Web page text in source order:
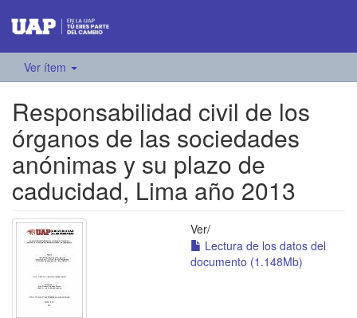
Ver ítem
Responsabilidad civil de los
órganos de las sociedades
anónimas y su plazo de
caducidad, Lima año 2013
Ver/
Lectura de los datos del
documento (1.148Mb)